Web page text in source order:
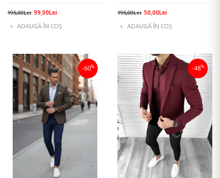
195,00Lei 99,00Lei
ADAUGĂ ÎN COŞ
195,00Lei 50,00Lei
ADAUGĂ ÎN COŞ
-60% -48%